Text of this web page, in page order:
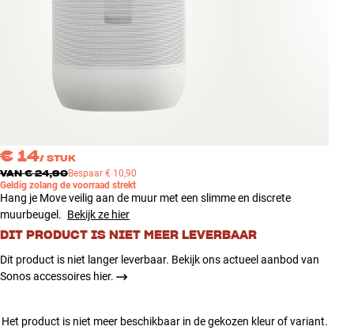
Accessoires
INSPIRATIE
MERKEN
AANBIEDINGEN
Winkels
Klantenservice
Bouw met geluid
€ 14/ STUK
VAN€ 24,90Bespaar € 10,90
Geldig zolang de voorraad strekt
Hang je Move veilig aan de muur met een slimme en discrete
muurbeugel. Bekijk ze hier
DIT PRODUCT IS NIET MEER LEVERBAAR
Dit product is niet langer leverbaar. Bekijk ons actueel aanbod van
Sonos accessoires hier.
Het product is niet meer beschikbaar in de gekozen kleur of variant.